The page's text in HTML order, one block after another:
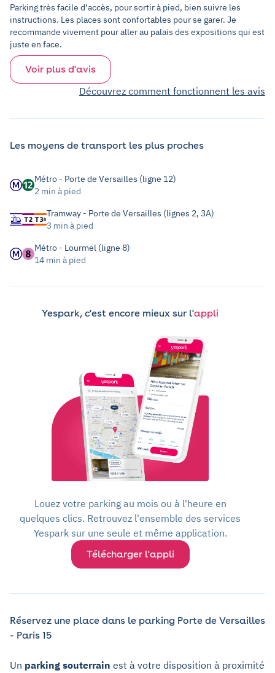
Parking très facile d’accès, pour sortir à pied, bien suivre les
instructions. Les places sont confortables pour se garer. Je
recommande vivement pour aller au palais des expositions qui est
juste en face.
Voir plus d'avis
Découvrez comment fonctionnent les avis
Les moyens de transport les plus proches
Métro - Porte de Versailles (ligne 12)
2 min à pied
Tramway - Porte de Versailles (lignes 2, 3A)
3 min à pied
Métro - Lourmel (ligne 8)
14 min à pied
Yespark, c'est encore mieux sur l'appli
Louez votre parking au mois ou à l'heure en
quelques clics. Retrouvez l'ensemble des services
Yespark sur une seule et même application.
Télécharger l'appli
Réservez une place dans le parking Porte de Versailles
- Paris 15
Un parking souterrain est à votre disposition à proximité